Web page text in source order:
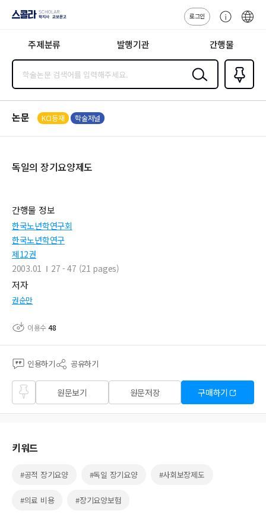
지사·교보문고
로그인
센
주제분류 발행기관 간행물
검색
즐겨찾
기0
논문 KCI등재 학술저널
독일의 장기요양제도
간행물 정보
한국노년학연구회
한국노년학연구
제12권
2003.01
27 - 47 (21 pages)
저자
권순만
이용수48
인용하기 공유하기
즐겨
찾기
원문보기 원문저장 구매하기
키워드
#공적 장기요양 #독일 장기요양 #사회보장제도
#의료 비용 #장기요양보험